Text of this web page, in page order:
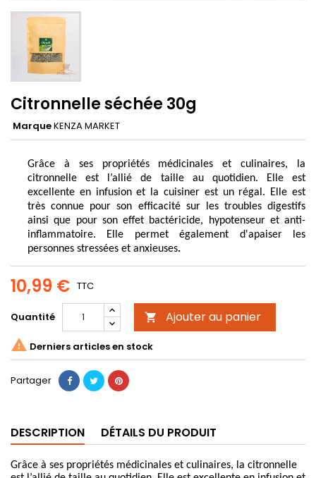
Citronnelle séchée 30g
MarqueKENZA MARKET
Grâce à ses propriétés médicinales et culinaires, la
citronnelle est l’allié de taille au quotidien. Elle est
excellente en infusion et la cuisiner est un régal. Elle est
très connue pour son efficacité sur les troubles digestifs
ainsi que pour son effet bactéricide, hypotenseur et anti-
inflammatoire. Elle permet également d'apaiser les
personnes stressées et anxieuses.
10,99 € TTC
Quantité  Ajouter au panier
 Derniers articles en stock
Partager
DESCRIPTION DÉTAILS DU PRODUIT
Grâce à ses propriétés médicinales et culinaires, la citronnelle